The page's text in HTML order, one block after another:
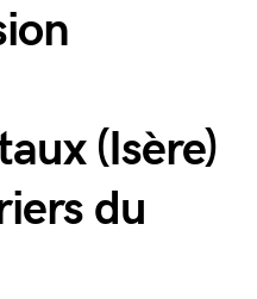
(Isère)
du